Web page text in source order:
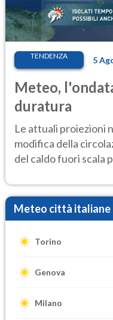
TENDENZA 5
Meteo,
duratura
Le attuali proiezioni
modifica della
del caldo fuori scala
Meteo città italiane
Torino
Genova
Milano